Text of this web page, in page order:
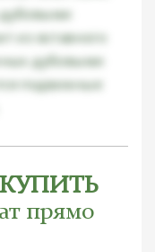
из вставного
дубовыми
подвижные
прямо